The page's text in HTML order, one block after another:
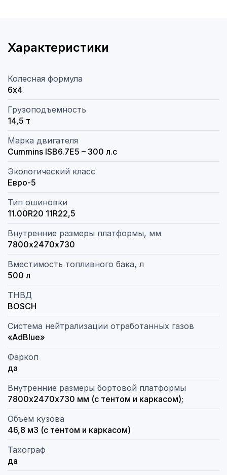
Характеристики
Колесная формула
6х4
Грузоподъемность
14,5 т
Марка двигателя
Cummins ISB6.7E5 – 300 л.с
Экологический класс
Евро-5
Тип ошиновки
11.00R20 11R22,5
Внутренние размеры платформы, мм
7800х2470х730
Вместимость топливного бака, л
500 л
ТНВД
BOSCH
Система нейтрализации отработанных газов
«AdBlue»
Фаркоп
да
Внутренние размеры бортовой платформы
7800х2470х730 мм (с тентом и каркасом);
Объем кузова
46,8 м3 (с тентом и каркасом)
Тахограф
да